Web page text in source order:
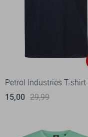
Petrol Industries T-shirt
15,00 29,99